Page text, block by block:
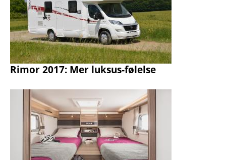
Rimor 2017: Mer luksus-følelse